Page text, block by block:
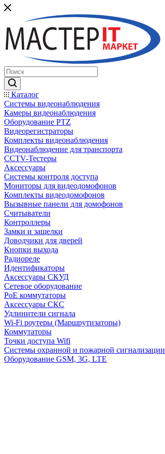
Каталог
Системы видеонаблюдения
Камеры видеонаблюдения
Оборудование PTZ
Видеорегистраторы
Комплекты видеонаблюдения
Видеонаблюдение для транспорта
CCTV-Тестеры
Аксессуары
Системы контроля доступа
Мониторы для видеодомофонов
Комплекты видеодомофонов
Вызывные панели для домофонов
Считыватели
Контроллеры
Замки и защелки
Доводчики для дверей
Кнопки выхода
Радиореле
Идентификаторы
Аксессуары СКУД
Сетевое оборудование
PoE коммутаторы
Аксессуары СКС
Удлинители сигнала
Wi-Fi роутеры (Маршрутизаторы)
Коммутаторы
Точки доступа Wifi
Системы охранной и пожарной сигнализации
Оборудование GSM, 3G, LTE